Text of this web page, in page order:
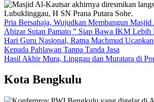
Pria Bersahaja, Wujudkan Membangun
Abizar Sutan Pamato ” Siap Bawa IKM Lebih
Hari Guru Nasional, Ratna Machmud
Kepada Pahlawan Tanpa Tanda Jasa
Hasil Akhir Mura, Linggau dan Muratara di
Kota Bengkulu